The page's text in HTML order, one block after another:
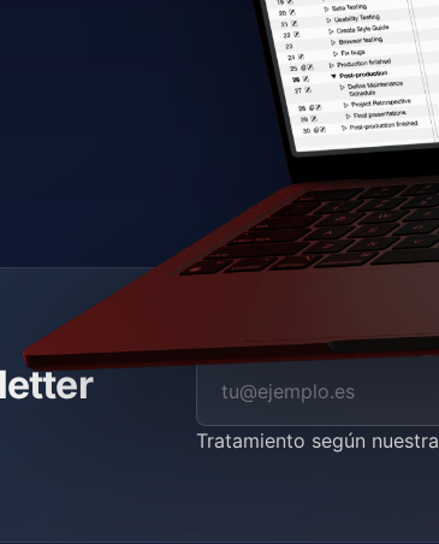
Tratamiento según nuestra